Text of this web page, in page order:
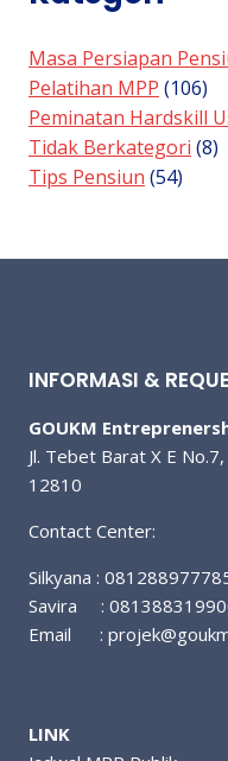
Masa Persiapan
Pelatihan MPP (106)
Peminatan Hardskill
Tidak Berkategori (8)
Tips Pensiun (54)
INFORMASI &
GOUKM
Jl. Tebet Barat X E
12810
Contact Center:
Silkyana :
Savira :
Email :
LINK